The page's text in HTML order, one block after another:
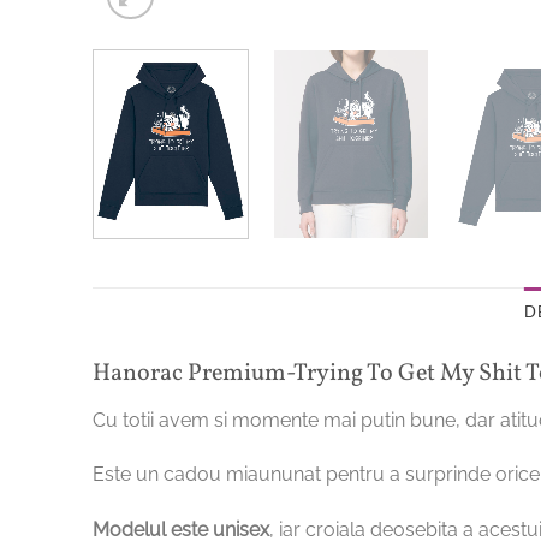
Hanorac Premium-Trying To Get My Shit
Cu totii avem si momente mai putin bune, dar
Este un cadou miaununat pentru a surprinde
Modelul este unisex, iar croiala deosebita a